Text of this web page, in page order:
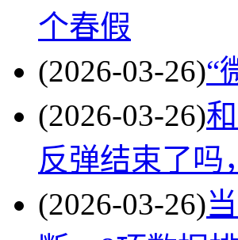
个春假
(2026-03-26)“
(2026-03-26)
反弹结束了吗
(2026-03-26)